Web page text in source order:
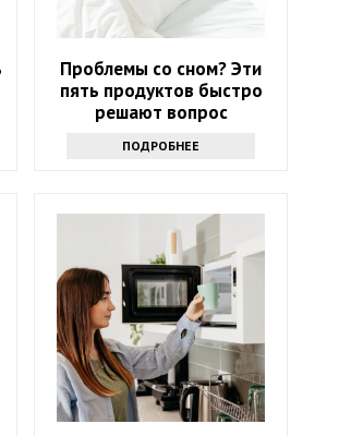
Проблемы со сном? Эти
пять продуктов быстро
решают вопрос
ПОДРОБНЕЕ